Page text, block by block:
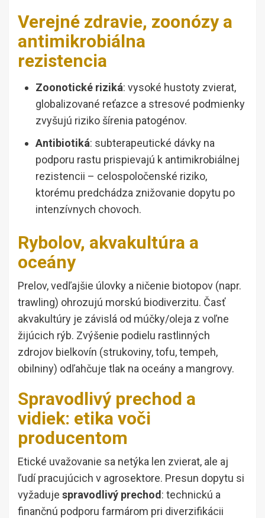
Verejné zdravie, zoonózy a
antimikrobiálna
rezistencia
Zoonotické riziká: vysoké hustoty zvierat,
globalizované reťazce a stresové podmienky
zvyšujú riziko šírenia patogénov.
Antibiotiká: subterapeutické dávky na
podporu rastu prispievajú k antimikrobiálnej
rezistencii – celospoločenské riziko,
ktorému predchádza znižovanie dopytu po
intenzívnych chovoch.
Rybolov, akvakultúra a
oceány
Prelov, vedľajšie úlovky a ničenie biotopov (napr.
trawling) ohrozujú morskú biodiverzitu. Časť
akvakultúry je závislá od múčky/oleja z voľne
žijúcich rýb. Zvýšenie podielu rastlinných
zdrojov bielkovín (strukoviny, tofu, tempeh,
obilniny) odľahčuje tlak na oceány a mangrovy.
Spravodlivý prechod a
vidiek: etika voči
producentom
Etické uvažovanie sa netýka len zvierat, ale aj
ľudí pracujúcich v agrosektore. Presun dopytu si
vyžaduje spravodlivý prechod: technickú a
finančnú podporu farmárom pri diverzifikácii